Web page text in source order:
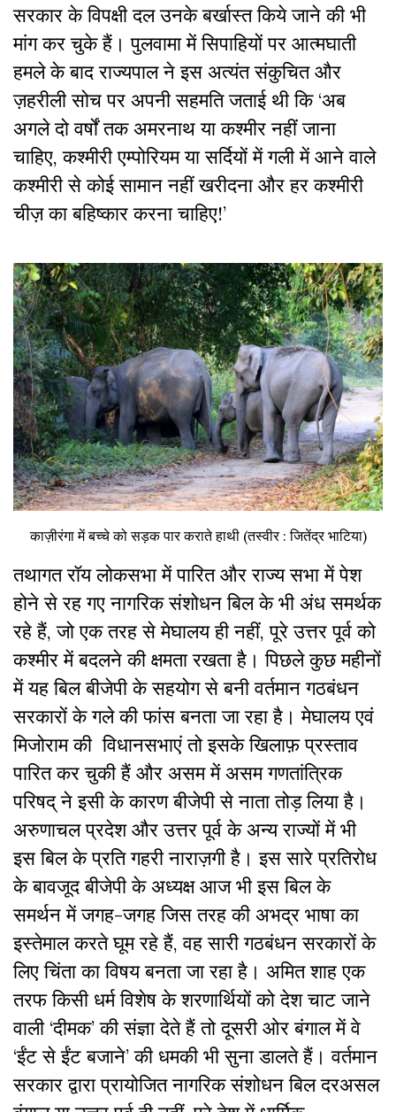
सरकार के विपक्षी दल उनके बर्खास्त किये जाने की भी
मांग कर चुके हैं। पुलवामा में सिपाहियों पर आत्मघाती
हमले के बाद राज्यपाल ने इस अत्यंत संकुचित और
ज़हरीली सोच पर अपनी सहमति जताई थी कि ‘अब
अगले दो वर्षों तक अमरनाथ या कश्मीर नहीं जाना
चाहिए, कश्मीरी एम्पोरियम या सर्दियों में गली में आने वाले
कश्मीरी से कोई सामान नहीं खरीदना और हर कश्मीरी
चीज़ का बहिष्कार करना चाहिए!’
काज़ीरंगा में बच्चे को सड़क पार कराते हाथी (तस्वीर : जितेंद्र भाटिया)
तथागत रॉय लोकसभा में पारित और राज्य सभा में पेश
होने से रह गए नागरिक संशोधन बिल के भी अंध समर्थक
रहे हैं, जो एक तरह से मेघालय ही नहीं, पूरे उत्तर पूर्व को
कश्मीर में बदलने की क्षमता रखता है। पिछले कुछ महीनों
में यह बिल बीजेपी के सहयोग से बनी वर्तमान गठबंधन
सरकारों के गले की फांस बनता जा रहा है। मेघालय एवं
मिजोराम की विधानसभाएं तो इसके खिलाफ़ प्रस्ताव
पारित कर चुकी हैं और असम में असम गणतांत्रिक
परिषद् ने इसी के कारण बीजेपी से नाता तोड़ लिया है।
अरुणाचल प्रदेश और उत्तर पूर्व के अन्य राज्यों में भी
इस बिल के प्रति गहरी नाराज़गी है। इस सारे प्रतिरोध
के बावजूद बीजेपी के अध्यक्ष आज भी इस बिल के
समर्थन में जगह-जगह जिस तरह की अभद्र भाषा का
इस्तेमाल करते घूम रहे हैं, वह सारी गठबंधन सरकारों के
लिए चिंता का विषय बनता जा रहा है। अमित शाह एक
तरफ किसी धर्म विशेष के शरणार्थियों को देश चाट जाने
वाली ‘दीमक’ की संज्ञा देते हैं तो दूसरी ओर बंगाल में वे
‘ईंट से ईंट बजाने’ की धमकी भी सुना डालते हैं। वर्तमान
सरकार द्वारा प्रायोजित नागरिक संशोधन बिल दरअसल